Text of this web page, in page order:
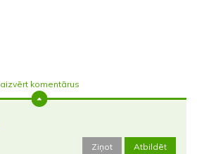
aizvērt komentārus
Ziņot Atbildēt